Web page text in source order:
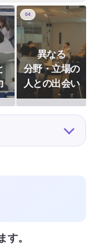
04
異なる
分野・立場の
人との出会い
す。